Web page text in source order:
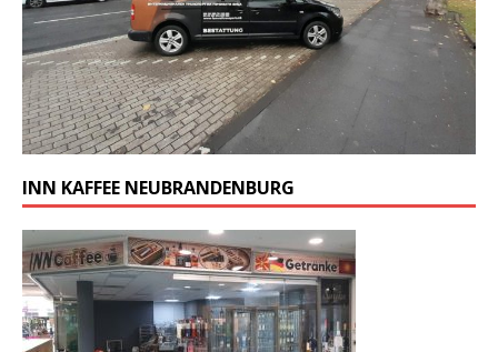
INN KAFFEE NEUBRANDENBURG